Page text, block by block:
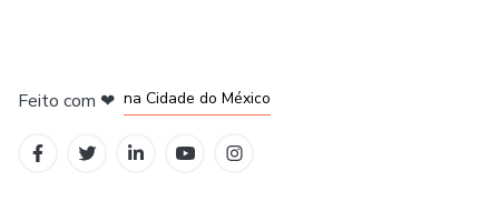
Feito com ❤ na Cidade do México